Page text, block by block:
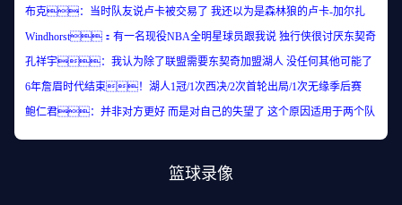
布克：当时队友说卢卡被交易了 我还以为是森林狼的卢卡-加尔扎
Windhorst：有一名现役NBA全明星球员跟我说 独行侠很讨厌东契奇
孔祥宇：我认为除了联盟需要东契奇加盟湖人 没任何其他可能了
6年詹眉时代结束！湖人1冠/1次西决/2次首轮出局/1次无缘季后赛
鲍仁君：并非对方更好 而是对自己的失望了 这个原因适用于两个队
篮球录像